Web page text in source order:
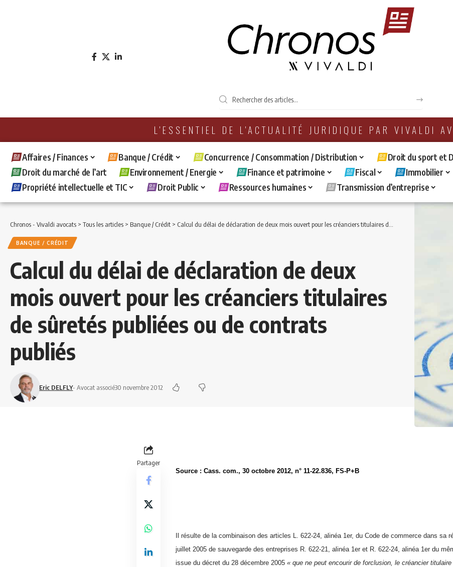
L'ESSENTIEL DE L'ACTUALITÉ JURIDIQUE PAR VIVALDI
Affaires / Finances Banque / Crédit Concurrence / Consommation / Distribution
Droit du sport et
Droit du marché de l’art
Environnement / Energie Finance et patrimoine Fiscal Immobilier
Propriété intellectuelle et TIC
Droit Public Ressources humaines Transmission d’entreprise
Chronos - Vivaldi avocats > Tous les articles > Banque / Crédit > Calcul du délai de déclaration de deux mois ouvert pour les créanciers titulaires de sûretés publiées ou de contrats publiés
BANQUE / CRÉDIT
Calcul du délai de déclaration de deux
mois ouvert pour les créanciers titulaires
de sûretés publiées ou de contrats
publiés
Eric DELFLY- Avocat associé30 novembre 2012
Partager
Source : Cass. com., 30 octobre 2012, n° 11-22.836, FS-P+B
Il résulte de la combinaison des articles L. 622-24, alinéa 1er, du Code de commerce dans sa
juillet 2005 de sauvegarde des entreprises R. 622-21, alinéa 1er et R. 622-24, alinéa 1er du
issue du décret du 28 décembre 2005 « que ne peut encourir de forclusion, le créancier titulaire